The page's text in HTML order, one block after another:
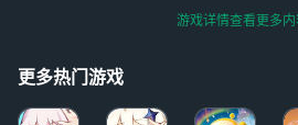
没了，51级任务没
了地图探索满了还
就也差不多了-求
欢
游戏详情查看更多
更多热门游戏